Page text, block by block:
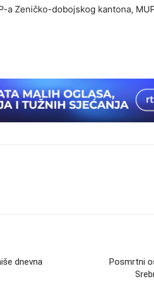
a Zeničko-dobojskog kantona,
dnevna
Posmrtni